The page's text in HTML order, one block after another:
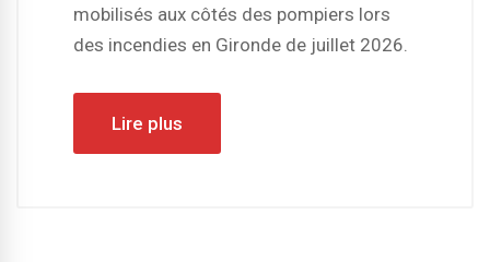
mobilisés aux côtés des pompiers lors
des incendies en Gironde de juillet 2026.
Lire plus